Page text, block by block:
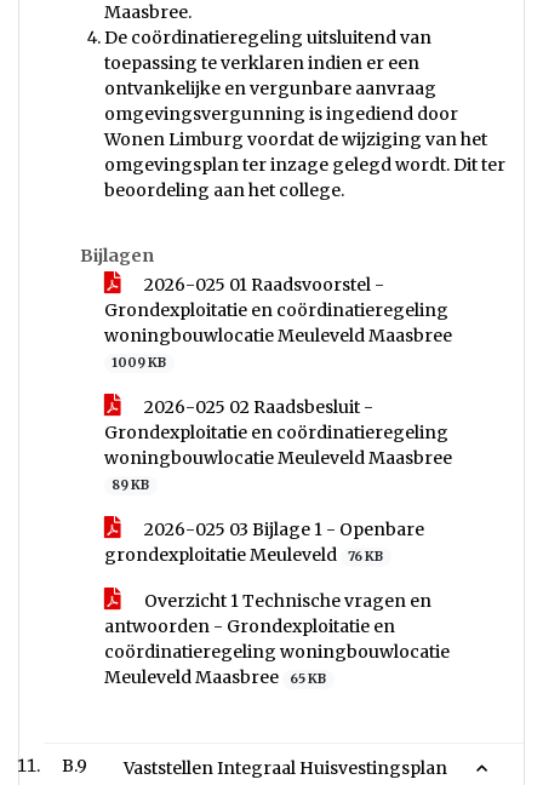
Maasbree.
De coördinatieregeling uitsluitend van
toepassing te verklaren indien er een
ontvankelijke en vergunbare aanvraag
omgevingsvergunning is ingediend door
Wonen Limburg voordat de wijziging van het
omgevingsplan ter inzage gelegd wordt. Dit ter
beoordeling aan het college.
Bijlagen
2026-025 01 Raadsvoorstel -
Grondexploitatie en coördinatieregeling
woningbouwlocatie Meuleveld Maasbree
1009 KB
2026-025 02 Raadsbesluit -
Grondexploitatie en coördinatieregeling
woningbouwlocatie Meuleveld Maasbree
89 KB
2026-025 03 Bijlage 1 - Openbare
grondexploitatie Meuleveld
76 KB
Overzicht 1 Technische vragen en
antwoorden - Grondexploitatie en
coördinatieregeling woningbouwlocatie
Meuleveld Maasbree
65 KB
B.9
Vaststellen Integraal Huisvestingsplan